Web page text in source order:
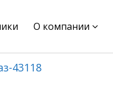
О компании
43118